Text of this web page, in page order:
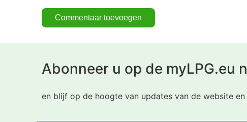
Abonneer u op de myLPG.eu
en blijf op de hoogte van updates van de website